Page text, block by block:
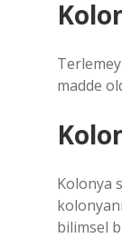
madde
Kolonya
bilimsel